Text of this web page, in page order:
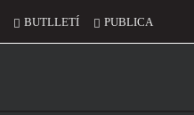
BUTLLETÍ PUBLICA